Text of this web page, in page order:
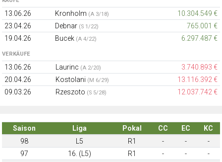
13.06.26 Kronholm (A 3/18)
10.304.549 €
23.04.26
Debnar (S 1/22)
765.001 €
19.04.26
Bucek (A 4/22) 6.297.487 €
VERKÄUFE
13.06.26 Laurinc (A 2/20)
3.740.893 €
20.04.26
Kostolani (M 6/29)
13.116.392 €
09.03.26
Rzeszoto (S 5/28) 12.037.742 €
Saison Liga Pokal CC EC
KC
98
L5 R1 - -
-
97
16. (L5) R1 - -
-